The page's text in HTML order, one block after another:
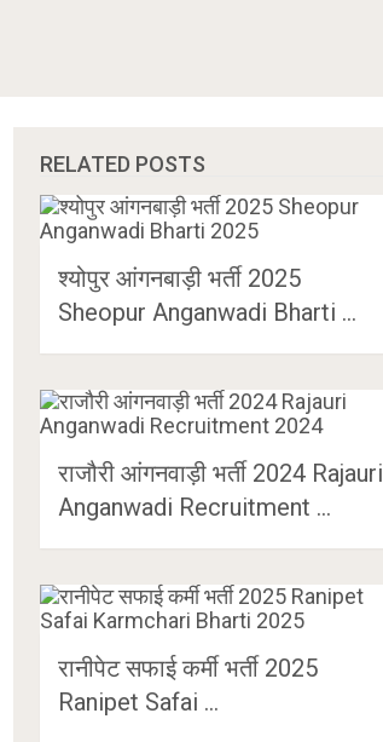
RELATED POSTS
श्योपुर आंगनबाड़ी भर्ती 2025
Sheopur Anganwadi Bharti …
राजौरी आंगनवाड़ी भर्ती 2024 Rajauri
Anganwadi Recruitment …
रानीपेट सफाई कर्मी भर्ती 2025
Ranipet Safai …